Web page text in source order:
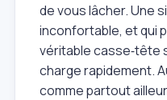
de vous lâcher. Une
inconfortable, et qui
véritable casse‑tête
charge rapidement.
comme partout